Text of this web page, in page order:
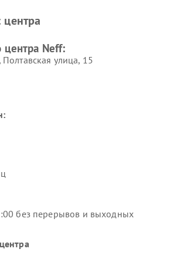
центра
центра Neff:
улица, 15
без перерывов и выходных